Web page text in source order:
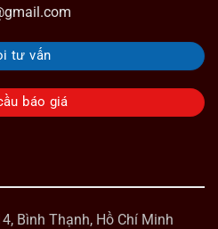
tư vấn
báo giá
Bình Thạnh, Hồ Chí Minh